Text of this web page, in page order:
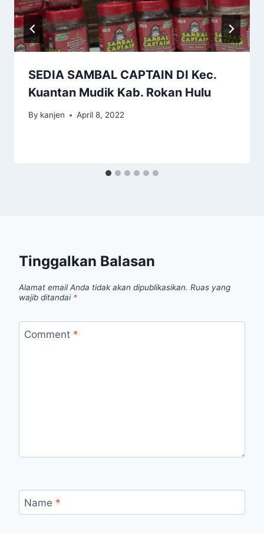
SEDIA SAMBAL CAPTAIN DI Kec.
Kuantan Mudik Kab. Rokan Hulu
By kanjen April 8, 2022
Tinggalkan Balasan
Alamat email Anda tidak akan dipublikasikan. Ruas yang
wajib ditandai *
Comment *
Name *